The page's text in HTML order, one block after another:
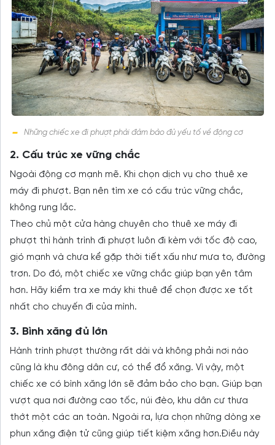
Những chiếc xe đi phượt phải đảm bảo đủ yếu tố về động cơ
2. Cấu trúc xe vững chắc
Ngoài động cơ mạnh mẽ. Khi chọn dịch vụ cho thuê xe
máy đi phượt. Bạn nên tìm xe có cấu trúc vững chắc,
không rung lắc.
Theo chủ một cửa hàng chuyên cho thuê xe máy đi
phượt thì hành trình đi phượt luôn đi kèm với tốc độ cao,
gió mạnh và chưa kể gặp thời tiết xấu như mưa to, đường
trơn. Do đó, một chiếc xe vững chắc giúp bạn yên tâm
hơn. Hãy kiểm tra xe máy khi thuê để chọn được xe tốt
nhất cho chuyến đi của mình.
3. Bình xăng đủ lớn
Hành trình phượt thường rất dài và không phải nơi nào
cũng là khu đông dân cư, có thể đổ xăng. Vì vậy, một
chiếc xe có bình xăng lớn sẽ đảm bảo cho bạn. Giúp bạn
vượt qua nơi đường cao tốc, núi đèo, khu dân cư thưa
thớt một các an toàn. Ngoài ra, lựa chọn những dòng xe
phun xăng điện tử cũng giúp tiết kiệm xăng hơn.Điều này